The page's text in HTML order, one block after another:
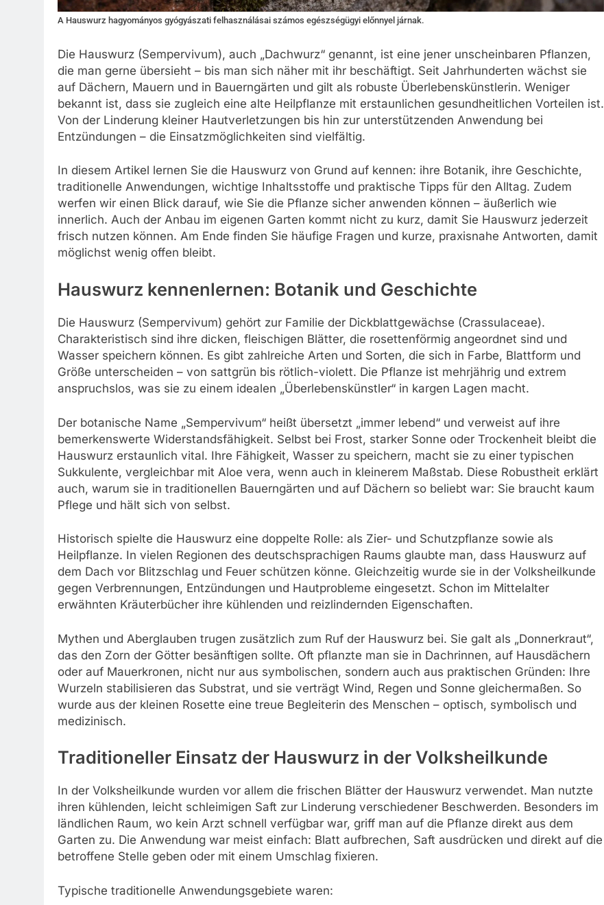
A Hauswurz hagyományos gyógyászati felhasználásai számos egészségügyi előnnyel járnak.
Die Hauswurz (Sempervivum), auch „Dachwurz“ genannt, ist eine jener unscheinbaren Pflanzen,
die man gerne übersieht – bis man sich näher mit ihr beschäftigt. Seit Jahrhunderten wächst sie
auf Dächern, Mauern und in Bauerngärten und gilt als robuste Überlebenskünstlerin. Weniger
bekannt ist, dass sie zugleich eine alte Heilpflanze mit erstaunlichen gesundheitlichen Vorteilen ist.
Von der Linderung kleiner Hautverletzungen bis hin zur unterstützenden Anwendung bei
Entzündungen – die Einsatzmöglichkeiten sind vielfältig.
In diesem Artikel lernen Sie die Hauswurz von Grund auf kennen: ihre Botanik, ihre Geschichte,
traditionelle Anwendungen, wichtige Inhaltsstoffe und praktische Tipps für den Alltag. Zudem
werfen wir einen Blick darauf, wie Sie die Pflanze sicher anwenden können – äußerlich wie
innerlich. Auch der Anbau im eigenen Garten kommt nicht zu kurz, damit Sie Hauswurz jederzeit
frisch nutzen können. Am Ende finden Sie häufige Fragen und kurze, praxisnahe Antworten, damit
möglichst wenig offen bleibt.
Hauswurz kennenlernen: Botanik und Geschichte
Die Hauswurz (Sempervivum) gehört zur Familie der Dickblattgewächse (Crassulaceae).
Charakteristisch sind ihre dicken, fleischigen Blätter, die rosettenförmig angeordnet sind und
Wasser speichern können. Es gibt zahlreiche Arten und Sorten, die sich in Farbe, Blattform und
Größe unterscheiden – von sattgrün bis rötlich-violett. Die Pflanze ist mehrjährig und extrem
anspruchslos, was sie zu einem idealen „Überlebenskünstler“ in kargen Lagen macht.
Der botanische Name „Sempervivum“ heißt übersetzt „immer lebend“ und verweist auf ihre
bemerkenswerte Widerstandsfähigkeit. Selbst bei Frost, starker Sonne oder Trockenheit bleibt die
Hauswurz erstaunlich vital. Ihre Fähigkeit, Wasser zu speichern, macht sie zu einer typischen
Sukkulente, vergleichbar mit Aloe vera, wenn auch in kleinerem Maßstab. Diese Robustheit erklärt
auch, warum sie in traditionellen Bauerngärten und auf Dächern so beliebt war: Sie braucht kaum
Pflege und hält sich von selbst.
Historisch spielte die Hauswurz eine doppelte Rolle: als Zier- und Schutzpflanze sowie als
Heilpflanze. In vielen Regionen des deutschsprachigen Raums glaubte man, dass Hauswurz auf
dem Dach vor Blitzschlag und Feuer schützen könne. Gleichzeitig wurde sie in der Volksheilkunde
gegen Verbrennungen, Entzündungen und Hautprobleme eingesetzt. Schon im Mittelalter
erwähnten Kräuterbücher ihre kühlenden und reizlindernden Eigenschaften.
Mythen und Aberglauben trugen zusätzlich zum Ruf der Hauswurz bei. Sie galt als „Donnerkraut“,
das den Zorn der Götter besänftigen sollte. Oft pflanzte man sie in Dachrinnen, auf Hausdächern
oder auf Mauerkronen, nicht nur aus symbolischen, sondern auch aus praktischen Gründen: Ihre
Wurzeln stabilisieren das Substrat, und sie verträgt Wind, Regen und Sonne gleichermaßen. So
wurde aus der kleinen Rosette eine treue Begleiterin des Menschen – optisch, symbolisch und
medizinisch.
Traditioneller Einsatz der Hauswurz in der Volksheilkunde
In der Volksheilkunde wurden vor allem die frischen Blätter der Hauswurz verwendet. Man nutzte
ihren kühlenden, leicht schleimigen Saft zur Linderung verschiedener Beschwerden. Besonders im
ländlichen Raum, wo kein Arzt schnell verfügbar war, griff man auf die Pflanze direkt aus dem
Garten zu. Die Anwendung war meist einfach: Blatt aufbrechen, Saft ausdrücken und direkt auf die
betroffene Stelle geben oder mit einem Umschlag fixieren.
Typische traditionelle Anwendungsgebiete waren: